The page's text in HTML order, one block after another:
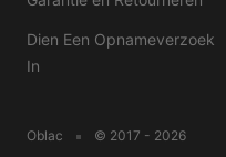
Dien Een Opnameverzoek
In
Oblac © 2017 - 2026